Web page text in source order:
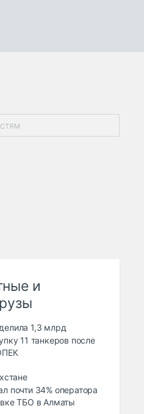
и
1,3 млрд
11 танкеров после
почти 34% оператора
ТБО в Алматы